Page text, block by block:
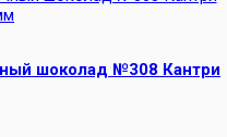
шоколад №308 Кантри